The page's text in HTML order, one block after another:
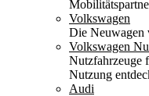
Volkswagen
Die Neuwagen
Volkswagen
Nutzfahrzeuge
Nutzung
Audi